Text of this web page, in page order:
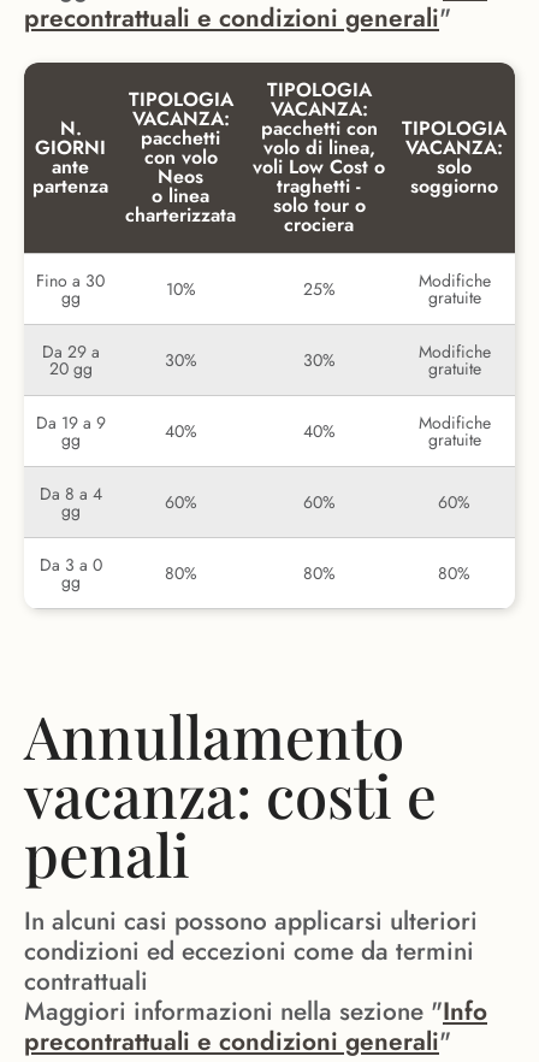
precontrattuali e condizioni generali"
N.
GIORNI
ante
partenza
TIPOLOGIA
VACANZA:
pacchetti
con volo
Neos
o linea
charterizzata
TIPOLOGIA
VACANZA:
pacchetti con
volo di linea,
voli Low Cost o
traghetti -
solo tour o
crociera
TIPOLOGIA
VACANZA:
solo
soggiorno
Fino a 30
gg 10% 25% Modifiche
gratuite
Da 29 a
20 gg 30% 30% Modifiche
gratuite
Da 19 a 9
gg 40% 40% Modifiche
gratuite
Da 8 a 4
gg 60% 60% 60%
Da 3 a 0
gg 80% 80% 80%
Annullamento
vacanza: costi e
penali
In alcuni casi possono applicarsi ulteriori
condizioni ed eccezioni come da termini
contrattuali
Maggiori informazioni nella sezione "Info
precontrattuali e condizioni generali"